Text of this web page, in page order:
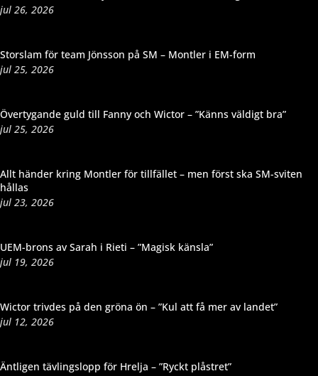
jul 26, 2026
Storslam för team Jönsson på SM – Montler i EM-form
jul 25, 2026
Övertygande guld till Fanny och Wictor – ”Känns väldigt bra”
jul 25, 2026
Allt händer kring Montler för tillfället – men först ska SM-sviten
hållas
jul 23, 2026
UEM-brons av Sarah i Rieti – ”Magisk känsla”
jul 19, 2026
Wictor trivdes på den gröna ön – ”Kul att få mer av landet”
jul 12, 2026
Äntligen tävlingslopp för Hrelja – ”Ryckt plåstret”